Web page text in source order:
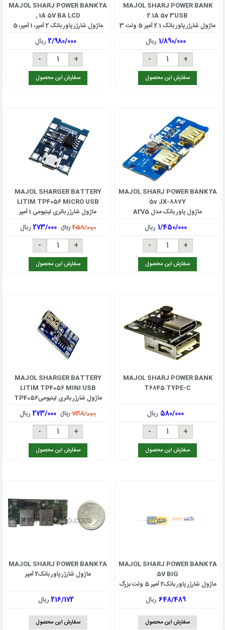
MAJOL SHARJ POWER BANK
2.1A 5v 3USB
ماژول شارژر پاور بانک 2.1 آمپر 5 ولت 3
یو اس بی
1/890/000 ریال
سفارش این محصول
MAJOL SHARJ POWER BANK 2A
, 1A 5V BA LCD
ماژول شارژر پاور بانک 2 آمپر، 1 آمپر، 5
ولت با ال سی دی
2/980/000ریال
سفارش این محصول
MAJOL SHARJ POWER BANK 2A
5v JX-887Y
ماژول پاور بانک مدل A2V5
1/450/000 ریال
سفارش این محصول
MAJOL SHARGER BATTERY
LITIM TP4056 MICRO USB
ماژول شارژر باتری لیتیومی 1 آمپر
TP4056
458/000ریال 273/000ریال
سفارش این محصول
MAJOL SHARJ POWER BANK
T6845 TYPE-C
580/000 ریال
سفارش این محصول
MAJOL SHARGER BATTERY
LITIM TP4056 MINI USB
ماژول شارژر باتری لیتیومیTP4056
738/000ریال 273/000ریال
سفارش این محصول
MAJOL SHARJ POWER BANK 2A
5V BIG
ماژول شارژر پاور بانک2 آمپر 5 ولت بزرگ
648/489 ریال
سفارش این محصول
MAJOL SHARJ POWER BANK 2A
ماژول شارژر پاور بانک2 آمپر
216/172ریال
سفارش این محصول